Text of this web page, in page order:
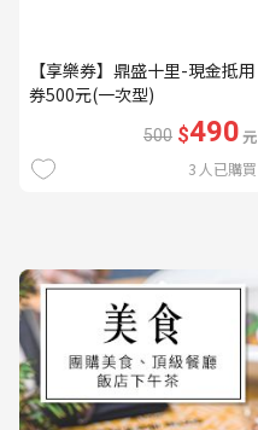
【享樂券】鼎盛十里-現金抵用
券500元(一次型)
500 $490元
3 人已購買